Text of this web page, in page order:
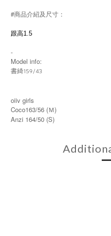
#商品介紹及尺寸：
跟高1.5
-
Model info:
書綺159/43
oiiv girls
Coco163/56 (Ｍ)
Anzi 164/50 (S)